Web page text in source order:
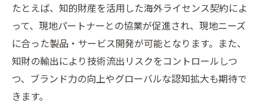
たとえば、知的財産を活用した海外ライセンス契約によ
って、現地パートナーとの協業が促進され、現地ニーズ
に合った製品・サービス開発が可能となります。また、
知財の輸出により技術流出リスクをコントロールしつ
つ、ブランド力の向上やグローバルな認知拡大も期待で
きます。